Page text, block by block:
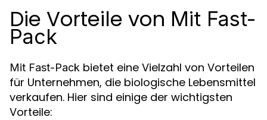
Die Vorteile von Mit Fast-
Pack
Mit Fast-Pack bietet eine Vielzahl von Vorteilen
für Unternehmen, die biologische Lebensmittel
verkaufen. Hier sind einige der wichtigsten
Vorteile: